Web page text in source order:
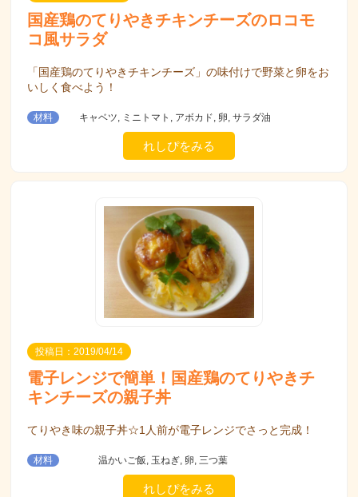
国産鶏のてりやきチキンチーズのロコモ
コ風サラダ
「国産鶏のてりやきチキンチーズ」の味付けで野菜と卵をお
いしく食べよう！
材料 キャベツ, ミニトマト, アボカド, 卵, サラダ油
れしぴをみる
投稿日：2019/04/14
電子レンジで簡単！国産鶏のてりやきチ
キンチーズの親子丼
てりやき味の親子丼☆1人前が電子レンジでさっと完成！
材料 温かいご飯, 玉ねぎ, 卵, 三つ葉
れしぴをみる